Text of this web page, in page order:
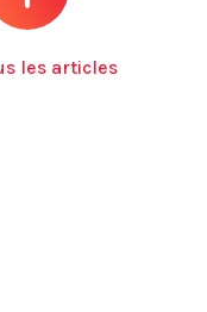
les articles